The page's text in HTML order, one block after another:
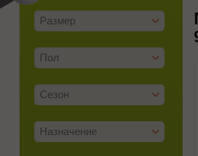
Размер
Пол
Сезон
Назначение